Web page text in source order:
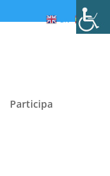
Participa
ES